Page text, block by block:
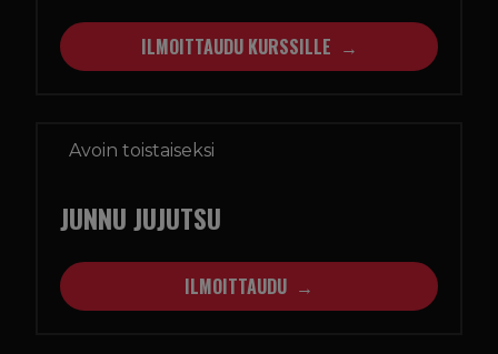
ILMOITTAUDU KURSSILLE
Avoin toistaiseksi
JUNNU JUJUTSU
ILMOITTAUDU